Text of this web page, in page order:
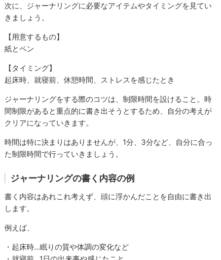
次に、ジャーナリングに必要なアイテムやタイミングを見てい
きましょう。
【用意するもの】
紙とペン
【タイミング】
起床時、就寝前、休憩時間、ストレスを感じたとき
ジャーナリングをする際のコツは、制限時間を設けること。時
間制限があると重点的に書き出そうとするため、自分の考えが
クリアになっていきます。
時間は特に決まりはありませんが、1分、3分など、自分に合っ
た制限時間で行っていきましょう。
ジャーナリングの書く内容の例
書く内容はあれこれ考えず、頭に浮かんだことを自由に書き出
します。
例えば、
・起床時...眠りの質や体調の変化など